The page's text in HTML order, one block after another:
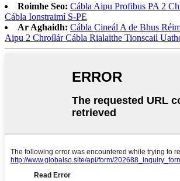
Roimhe Seo: Cábla Aipu Profibus PA 2
Cábla Ionstraimí S-PE
Ar Aghaidh: Cábla Cineál A de Bhus
Aipu 2 Chroílár Cábla Rialaithe Tionscail